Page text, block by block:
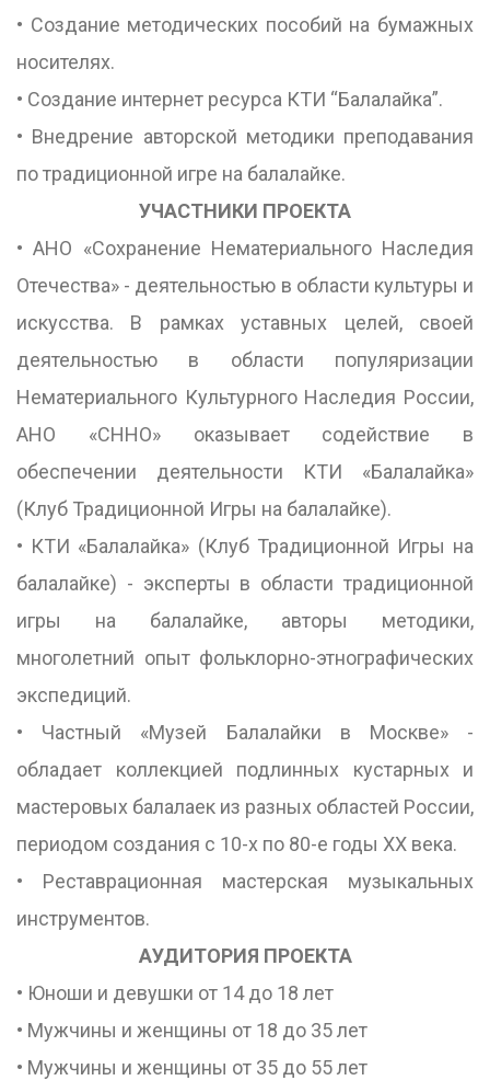
• Создание методических пособий на бумажных
носителях.
• Создание интернет ресурса КТИ “Балалайка”.
• Внедрение авторской методики преподавания
по традиционной игре на балалайке.
УЧАСТНИКИ ПРОЕКТА
• АНО «Сохранение Нематериального Наследия
Отечества» - деятельностью в области культуры и
искусства. В рамках уставных целей, своей
деятельностью в области популяризации
Нематериального Культурного Наследия России,
АНО «СННО» оказывает содействие в
обеспечении деятельности КТИ «Балалайка»
(Клуб Традиционной Игры на балалайке).
• КТИ «Балалайка» (Клуб Традиционной Игры на
балалайке) - эксперты в области традиционной
игры на балалайке, авторы методики,
многолетний опыт фольклорно-этнографических
экспедиций.
• Частный «Музей Балалайки в Москве» -
обладает коллекцией подлинных кустарных и
мастеровых балалаек из разных областей России,
периодом создания с 10-х по 80-е годы ХХ века.
• Реставрационная мастерская музыкальных
инструментов.
АУДИТОРИЯ ПРОЕКТА
• Юноши и девушки от 14 до 18 лет
• Мужчины и женщины от 18 до 35 лет
• Мужчины и женщины от 35 до 55 лет